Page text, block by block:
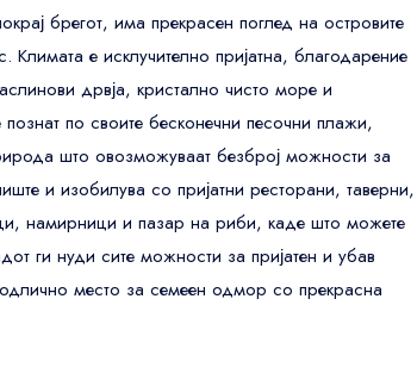
брегот, има прекрасен поглед на островите
е исклучително пријатна, благодарение
дрвја, кристално чисто море и
по своите бесконечни песочни плажи,
што овозможуваат безброј можности за
и изобилува со пријатни ресторани, таверни,
намирници и пазар на риби, каде што можете
ги нуди сите можности за пријатен и убав
место за семеен одмор со прекрасна